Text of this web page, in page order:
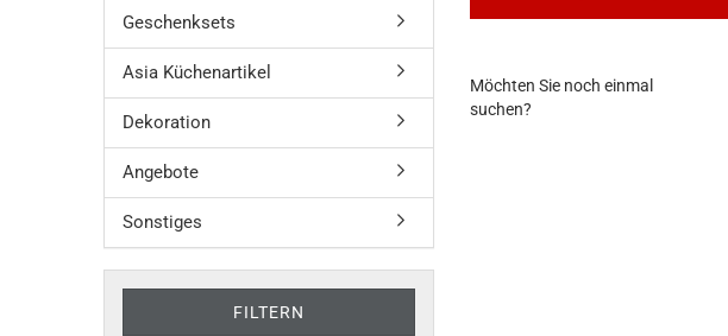
SIE
NOCH
Möchten Sie noch einmal
suchen?
Geschenksets
Asia Küchenartikel
Dekoration
Angebote
Sonstiges
FILTERN